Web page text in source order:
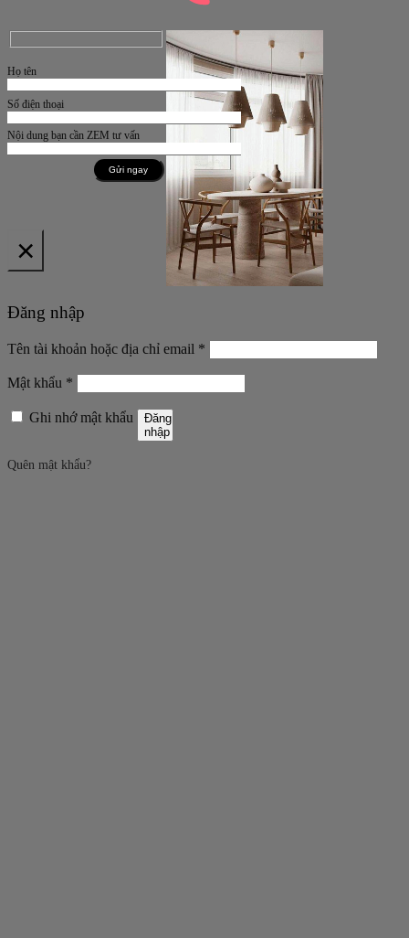
Họ tên
Số điện thoại
Nội dung bạn cần ZEM tư vấn
×
Đăng nhập
Tên tài khoản hoặc địa chỉ email *
buộc
Mật khẩu *
buộc
Ghi nhớ mật khẩu
Đăng
nhập
Quên mật khẩu?